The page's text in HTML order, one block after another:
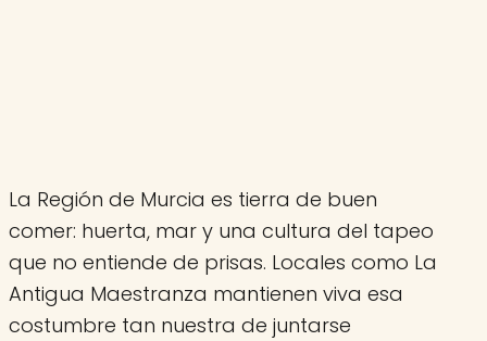
La Región de Murcia es tierra de buen
comer: huerta, mar y una cultura del tapeo
que no entiende de prisas. Locales como La
Antigua Maestranza mantienen viva esa
costumbre tan nuestra de juntarse